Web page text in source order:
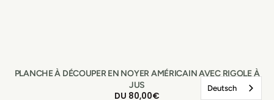
PLANCHE À DÉCOUPER EN NOYER AMÉRICAIN AVEC RIGOLE À
JUS
PRIX
DU 80,00€
Deutsch